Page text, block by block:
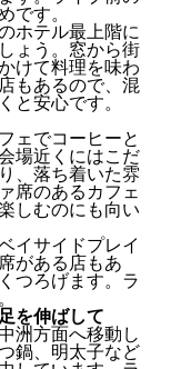
です。
ホテル最上階に
ょう。窓から街
けて料理を味わ
もあるので、混
と安心です。
ェでコーヒーと
場近くにはこだ
、落ち着いた雰
席のあるカフェ
しむのにも向い
イサイドプレイ
がある店もあ
つろげます。ラ
を伸ばして
洲方面へ移動し
鍋、明太子など